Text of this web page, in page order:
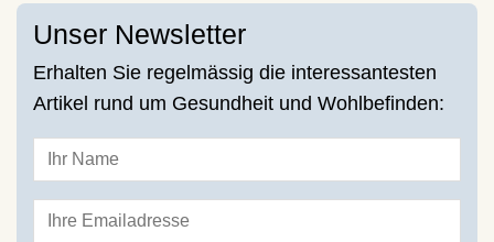
Unser Newsletter
Erhalten Sie regelmässig die interessantesten
Artikel rund um Gesundheit und Wohlbefinden: